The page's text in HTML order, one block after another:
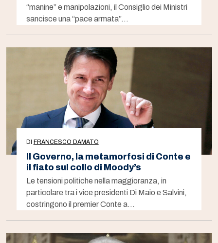
“manine” e manipolazioni, il Consiglio dei Ministri
sancisce una “pace armata”…
DI FRANCESCO DAMATO
Il Governo, la metamorfosi di Conte e
il fiato sul collo di Moody’s
Le tensioni politiche nella maggioranza, in
particolare tra i vice presidenti Di Maio e Salvini,
costringono il premier Conte a…